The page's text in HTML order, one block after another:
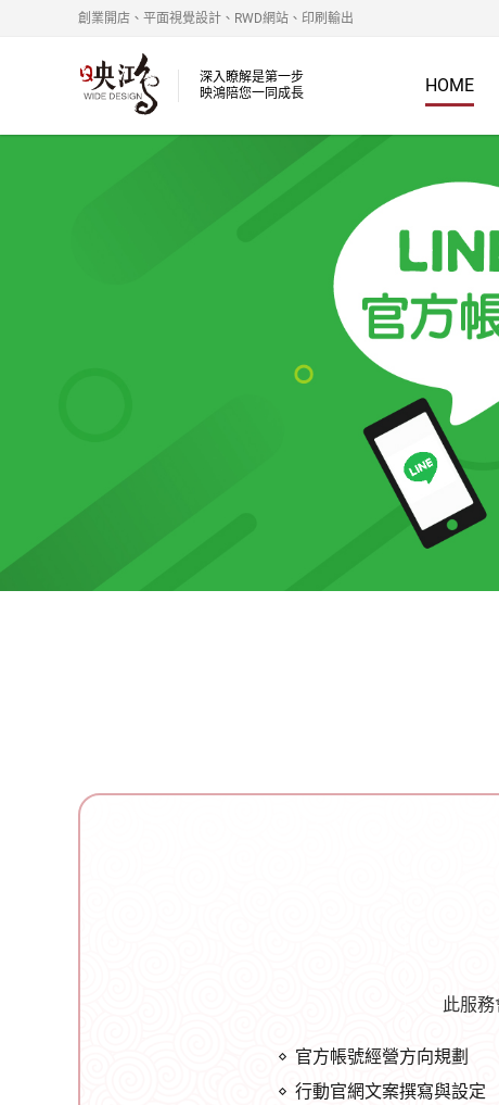
創業開店、平面視覺設計、RWD網站、印刷輸出
深入瞭解是第一步
映鴻陪您一同成長
HOME
此服
官方帳號經營方向規劃
行動官網文案撰寫與設定